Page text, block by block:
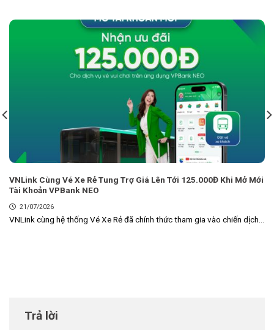
VNLink Cùng Vé Xe Rẻ Tung Trợ Giá Lên Tới 125.000Đ Khi Mở Mới
Tài Khoản VPBank NEO
21/07/2026
VNLink cùng hệ thống Vé Xe Rẻ đã chính thức tham gia vào chiến dịch...
Trả lời